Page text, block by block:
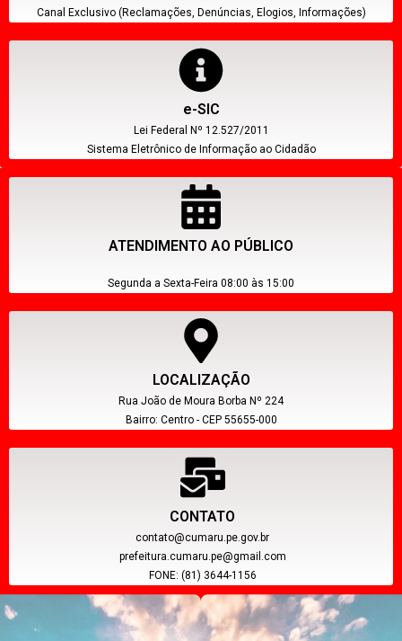
Canal Exclusivo (Reclamações, Denúncias, Elogios, Informações)
e-SIC
Lei Federal Nº 12.527/2011
Sistema Eletrônico de Informação ao Cidadão
ATENDIMENTO AO PÚBLICO
Segunda a Sexta-Feira 08:00 às 15:00
LOCALIZAÇÃO
Rua João de Moura Borba Nº 224
Bairro: Centro - CEP 55655-000
CONTATO
contato@cumaru.pe.gov.br
prefeitura.cumaru.pe@gmail.com
FONE: (81) 3644-1156